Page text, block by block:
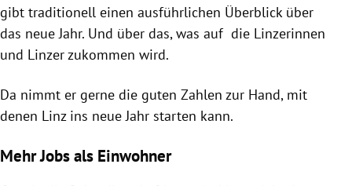
gibt traditionell einen ausführlichen Überblick über
das neue Jahr. Und über das, was auf die Linzerinnen
und Linzer zukommen wird.
Da nimmt er gerne die guten Zahlen zur Hand, mit
denen Linz ins neue Jahr starten kann.
Mehr Jobs als Einwohner